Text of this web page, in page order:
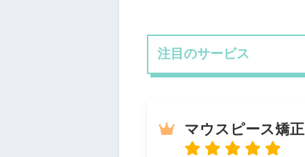
注目のサービス
マウスピース矯正